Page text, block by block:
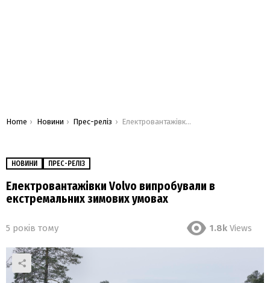
You are here:
Home Новини Прес-реліз Електровантажівки Volvo випробували в екстремальних зимових умовах
НОВИНИ ПРЕС-РЕЛІЗ
Електровантажівки Volvo випробували в
екстремальних зимових умовах
5 років тому 1.8k Views